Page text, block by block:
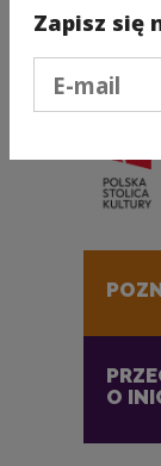
O
Zapisz się